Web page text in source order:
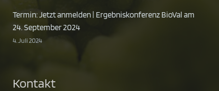
Termin: Jetzt anmelden | Ergebniskonferenz BioVal am
24. September 2024
4. Juli 2024
Kontakt